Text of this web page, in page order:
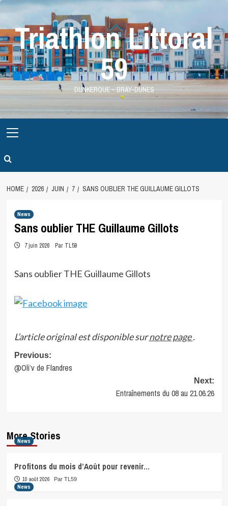
Skip
contentTriathlon Littoral
59
DUNKERQUE – BRAY-DUNES
Menu
HOME 2026 JUIN 7 SANS OUBLIER THE GUILLAUME GILLOTS
News
Sans oublier THE Guillaume Gillots
7 juin 2026 Par TL59
Sans oublier THE Guillaume Gillots
L’article original est disponible surnotre page.
Post
navigation
Previous:
@Oli’v de Flandres
Next:
Entraînements du 08 au 21.06.26
More Stories
News
Profitons du mois d’Août pour revenir…
10 août 2026 Par TL59
News